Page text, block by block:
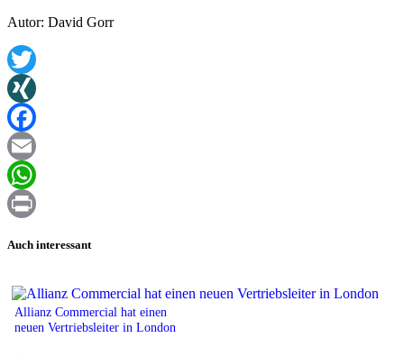
Autor: David Gorr
Twitter
XING
Facebook
Email
WhatsApp
Auch interessant
Allianz Commercial hat einen
neuen Vertriebsleiter in London